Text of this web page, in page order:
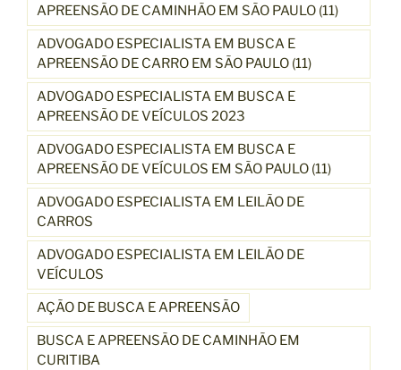
APREENSÃO DE CAMINHÃO EM SÃO PAULO (11)
ADVOGADO ESPECIALISTA EM BUSCA E
APREENSÃO DE CARRO EM SÃO PAULO (11)
ADVOGADO ESPECIALISTA EM BUSCA E
APREENSÃO DE VEÍCULOS 2023
ADVOGADO ESPECIALISTA EM BUSCA E
APREENSÃO DE VEÍCULOS EM SÃO PAULO (11)
ADVOGADO ESPECIALISTA EM LEILÃO DE
CARROS
ADVOGADO ESPECIALISTA EM LEILÃO DE
VEÍCULOS
AÇÃO DE BUSCA E APREENSÃO
BUSCA E APREENSÃO DE CAMINHÃO EM
CURITIBA